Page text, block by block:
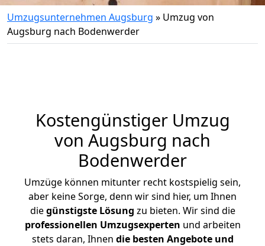
Umzugsunternehmen Augsburg » Umzug von
Augsburg nach Bodenwerder
Kostengünstiger Umzug
von Augsburg nach
Bodenwerder
Umzüge können mitunter recht kostspielig sein,
aber keine Sorge, denn wir sind hier, um Ihnen
diegünstigste Lösung zu bieten. Wir sind die
professionellen Umzugsexperten und arbeiten
stets daran, Ihnen die besten Angebote und